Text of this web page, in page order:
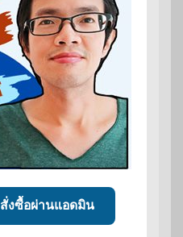
สั่งซื้อผ่านแอดมิน